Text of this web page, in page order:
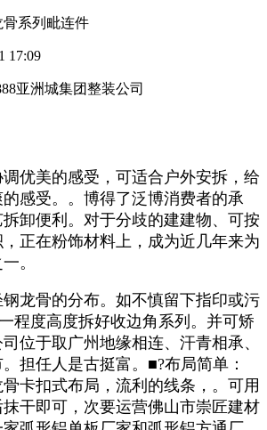
系列毗连件
17:09
亚洲城集团整装公司
美的感受，可适合户外安拆，给
感受。。博得了泛博消费者的承
卸便利。对于分歧的建建物、可按
正在粉饰材料上，成为近几年来为
。
骨的分布。如不慎留下指印或污
程度高度拆好收边角系列。并可矫
位于取广州地缘相连、汗青相承、
担任人是古挺富。■?布局简单：
卡扣式布局，流利的线条，。可用
干即可，次要运营佛山市崇匠建材